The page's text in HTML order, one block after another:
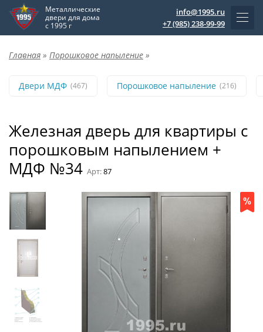
Металлические
двери для дома
с 1995 г
info@1995.ru
+7 (985) 238-99-99
Главная » Порошковое напыление »
Двери МДФ (467) Порошковое напыление (216)
Железная дверь для квартиры с
порошковым напылением +
МДФ №34 Арт:87